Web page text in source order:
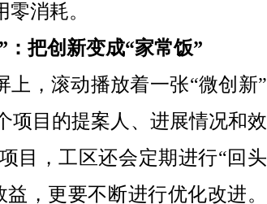
消耗。
：把创新变成“家常饭”
上，滚动播放着一张“微创新”
项目的提案人、进展情况和效
目，工区还会定期进行“回头
，更要不断进行优化改进。